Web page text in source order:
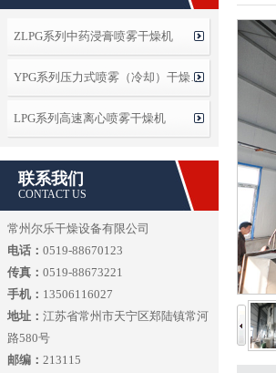
ZLPG系列中药浸膏喷雾干燥机
YPG系列压力式喷雾（冷却）干燥…
LPG系列高速离心喷雾干燥机
联系我们
CONTACT US
常州尔乐干燥设备有限公司
电话： 0519-88670123
传真： 0519-88673221
手机： 13506116027
地址： 江苏省常州市天宁区郑陆镇常河
路580号
邮编： 213115